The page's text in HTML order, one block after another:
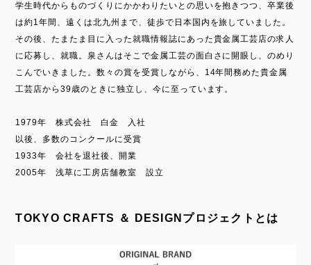
学生時代からものづくりにかかわりたいとの思いを抱きつつ、卒業後
は約1年間、遠くは北九州まで、徒歩で日本国内を旅していました。
その後、たまたま目に入った就職情報誌にあった貴金属工芸店の求人
に応募し、就職。泉さんはそこで金属工芸の面白さに開眼し、のめり
こんでいきました。数々の賞を受賞しながら、14年間務めた貴金属
工芸店から39歳のときに独立し、今に至っています。
1979年 株式会社 白金 入社
以後、多数のコンクールに受賞
1933年 会社を退社後、開業
2005年 浅草に工房店舗教室 設立
TOKYO CRAFTS ＆ DESIGNプロジェクトとは